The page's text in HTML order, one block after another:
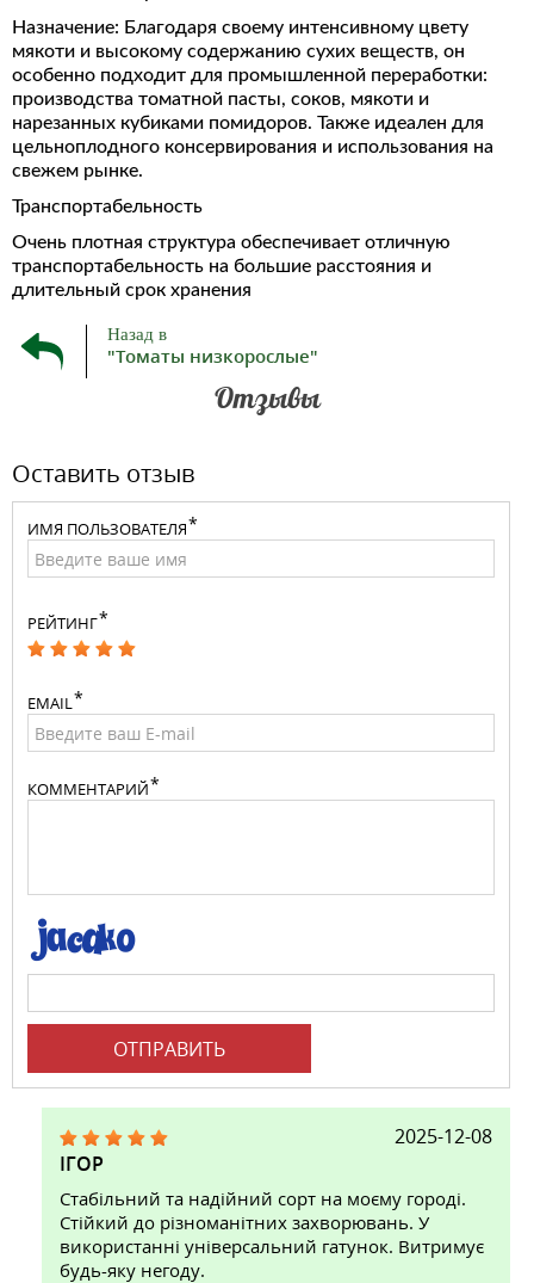
Назначение: Благодаря своему интенсивному цвету
мякоти и высокому содержанию сухих веществ, он
особенно подходит для промышленной переработки:
производства томатной пасты, соков, мякоти и
нарезанных кубиками помидоров. Также идеален для
цельноплодного консервирования и использования на
свежем рынке.
Транспортабельность
Очень плотная структура обеспечивает отличную
транспортабельность на большие расстояния и
длительный срок хранения
Назад в
"Томаты низкорослые"
Отзывы
Оставить отзыв
ИМЯ ПОЛЬЗОВАТЕЛЯ
РЕЙТИНГ
EMAIL
КОММЕНТАРИЙ
ОТПРАВИТЬ
2025-12-08
ІГОР
Стабільний та надійний сорт на моєму городі.
Стійкий до різноманітних захворювань. У
використанні універсальний гатунок. Витримує
будь-яку негоду.